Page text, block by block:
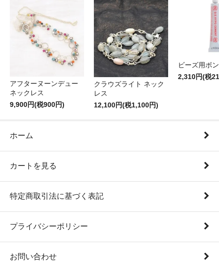
アフターヌーンデュー
ネックレス
9,900円(税900円)
クラウズライト ネック
レス
12,100円(税1,100円)
ビーズ用ボ
2,310円(税
ホーム
カートを見る
特定商取引法に基づく表記
プライバシーポリシー
お問い合わせ